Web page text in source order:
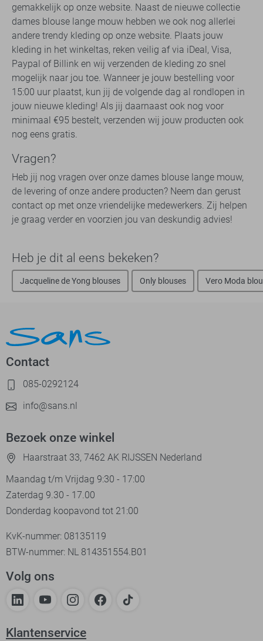
gemakkelijk op onze website. Naast de nieuwe collectie
dames blouse lange mouw hebben we ook nog allerlei
andere trendy kleding op onze website. Plaats jouw
kleding in het winkeltas, reken veilig af via iDeal, Visa,
Paypal of Billink en wij verzenden de kleding zo snel
mogelijk naar jou toe. Wanneer je jouw bestelling voor
15:00 uur plaatst, kun jij de volgende dag al rondlopen in
jouw nieuwe kleding! Als jij daarnaast ook nog voor
minimaal €95 bestelt, verzenden wij jouw producten ook
nog eens gratis.
Vragen?
Heb jij nog vragen over onze dames blouse lange mouw,
de levering of onze andere producten? Neem dan gerust
contact op met onze vriendelijke medewerkers. Zij helpen
je graag verder en voorzien jou van deskundig advies!
Heb je dit al eens bekeken?
Jacqueline de Yong blouses Only blouses Vero Moda
Contact
085-0292124
info@sans.nl
Bezoek onze winkel
Haarstraat 33, 7462 AK RIJSSEN Nederland
Maandag t/m Vrijdag 9:30 - 17:00
Zaterdag 9.30 - 17.00
Donderdag koopavond tot 21:00
KvK-nummer: 08135119
BTW-nummer: NL 814351554.B01
Volg ons
Klantenservice